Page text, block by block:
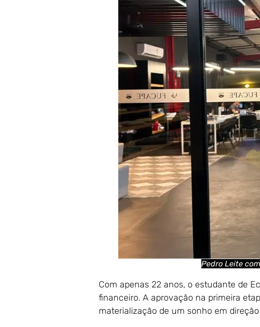
Pedro Leite
Com apenas 22 anos, o estudante de
financeiro. A aprovação na primeira
materialização de um sonho em